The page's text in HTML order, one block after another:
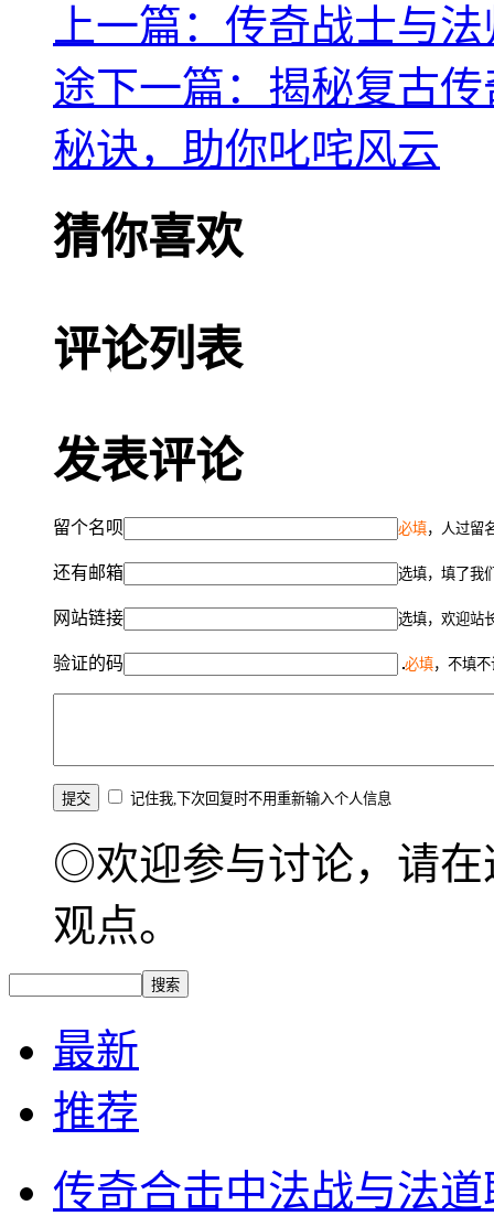
上一篇：传奇战士与
途下一篇：揭秘复古
秘诀，助你叱咤风云
猜你喜欢
评论列表
发表评论
留个名呗 必填，人过留
还有邮箱 选填，填了我
网站链接 选填，欢迎站
验证的码 必填，不填
记住我,下次回复时不用重新输入个人信息
◎欢迎参与讨论，请在
观点。
最新
推荐
传奇合击中法战与法